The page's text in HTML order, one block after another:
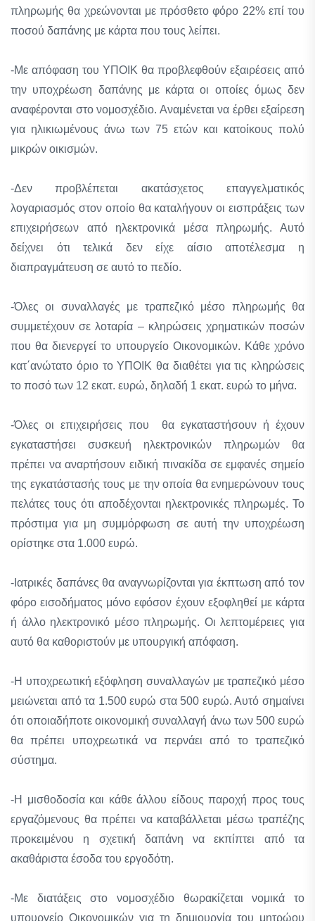
πληρωμής θα χρεώνονται με πρόσθετο φόρο 22% επί του
ποσού δαπάνης με κάρτα που τους λείπει.
-Με απόφαση του ΥΠΟΙΚ θα προβλεφθούν εξαιρέσεις από
την υποχρέωση δαπάνης με κάρτα οι οποίες όμως δεν
αναφέρονται στο νομοσχέδιο. Αναμένεται να έρθει εξαίρεση
για ηλικιωμένους άνω των 75 ετών και κατοίκους πολύ
μικρών οικισμών.
-Δεν προβλέπεται ακατάσχετος επαγγελματικός
λογαριασμός στον οποίο θα καταλήγουν οι εισπράξεις των
επιχειρήσεων από ηλεκτρονικά μέσα πληρωμής. Αυτό
δείχνει ότι τελικά δεν είχε αίσιο αποτέλεσμα η
διαπραγμάτευση σε αυτό το πεδίο.
-Όλες οι συναλλαγές με τραπεζικό μέσο πληρωμής θα
συμμετέχουν σε λοταρία – κληρώσεις χρηματικών ποσών
που θα διενεργεί το υπουργείο Οικονομικών. Κάθε χρόνο
κατ΄ανώτατο όριο το ΥΠΟΙΚ θα διαθέτει για τις κληρώσεις
το ποσό των 12 εκατ. ευρώ, δηλαδή 1 εκατ. ευρώ το μήνα.
-Όλες οι επιχειρήσεις που θα εγκαταστήσουν ή έχουν
εγκαταστήσει συσκευή ηλεκτρονικών πληρωμών θα
πρέπει να αναρτήσουν ειδική πινακίδα σε εμφανές σημείο
της εγκατάστασής τους με την οποία θα ενημερώνουν τους
πελάτες τους ότι αποδέχονται ηλεκτρονικές πληρωμές. Το
πρόστιμα για μη συμμόρφωση σε αυτή την υποχρέωση
ορίστηκε στα 1.000 ευρώ.
-Ιατρικές δαπάνες θα αναγνωρίζονται για έκπτωση από τον
φόρο εισοδήματος μόνο εφόσον έχουν εξοφληθεί με κάρτα
ή άλλο ηλεκτρονικό μέσο πληρωμής. Οι λεπτομέρειες για
αυτό θα καθοριστούν με υπουργική απόφαση.
-Η υποχρεωτική εξόφληση συναλλαγών με τραπεζικό μέσο
μειώνεται από τα 1.500 ευρώ στα 500 ευρώ. Αυτό σημαίνει
ότι οποιαδήποτε οικονομική συναλλαγή άνω των 500 ευρώ
θα πρέπει υποχρεωτικά να περνάει από το τραπεζικό
σύστημα.
-Η μισθοδοσία και κάθε άλλου είδους παροχή προς τους
εργαζόμενους θα πρέπει να καταβάλλεται μέσω τραπέζης
προκειμένου η σχετική δαπάνη να εκπίπτει από τα
ακαθάριστα έσοδα του εργοδότη.
-Με διατάξεις στο νομοσχέδιο θωρακίζεται νομικά το
υπουργείο Οικονομικών για τη δημιουργία του μητρώου